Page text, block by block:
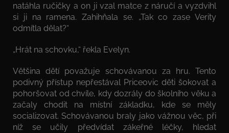
natáhla ručičky a on ji vzal matce z náručí a vyzdvihl
si ji na ramena. Zahihňala se. „Tak co zase Verity
odmítla dělat?“
„Hrát na schovku,“ řekla Evelyn.
Většina dětí považuje schovávanou za hru. Tento
podivný přístup nepřestával Priceovic děti šokovat a
pohoršovat od chvíle, kdy dozrály do školního věku a
začaly chodit na místní základku, kde se měly
socializovat. Schovávanou braly jako vážnou věc, při
níž se učily předvídat zákeřné léčky, hledat